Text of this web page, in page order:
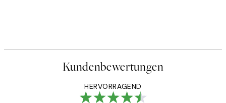
Kundenbewertungen
HERVORRAGEND